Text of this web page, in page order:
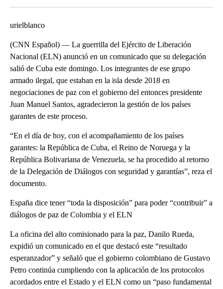
urielblanco
(CNN Español) — La guerrilla del Ejército de Liberación
Nacional (ELN) anunció en un comunicado que su delegación
salió de Cuba este domingo. Los integrantes de ese grupo
armado ilegal, que estaban en la isla desde 2018 en
negociaciones de paz con el gobierno del entonces presidente
Juan Manuel Santos, agradecieron la gestión de los países
garantes de este proceso.
“En el día de hoy, con el acompañamiento de los países
garantes: la República de Cuba, el Reino de Noruega y la
República Bolivariana de Venezuela, se ha procedido al retorno
de la Delegación de Diálogos con seguridad y garantías”, reza el
documento.
España dice tener “toda la disposición” para poder “contribuir” a
diálogos de paz de Colombia y el ELN
La oficina del alto comisionado para la paz, Danilo Rueda,
expidió un comunicado en el que destacó este “resultado
esperanzador” y señaló que el gobierno colombiano de Gustavo
Petro continúa cumpliendo con la aplicación de los protocolos
acordados entre el Estado y el ELN como un “paso fundamental